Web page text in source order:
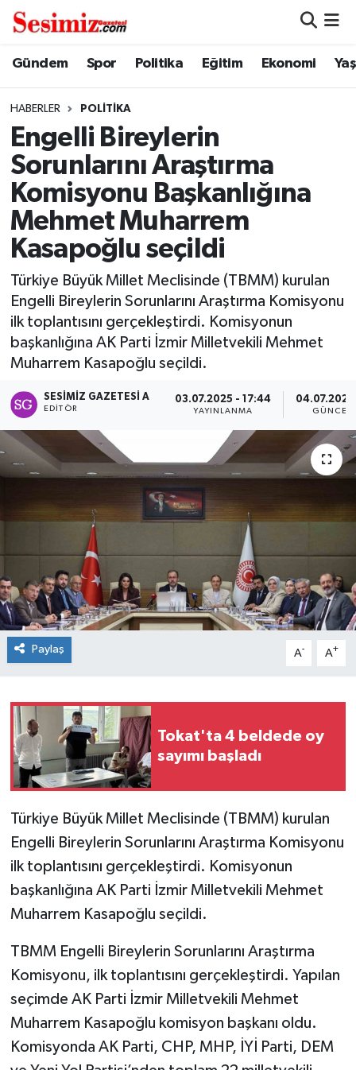
Gündem Spor Politika Eğitim Ekonomi
HABERLER POLITIKA
Engelli Bireylerin
Sorunlarını Araştırma
Komisyonu Başkanlığına
Mehmet Muharrem
Kasapoğlu seçildi
Türkiye Büyük Millet Meclisinde (TBMM) kurulan
Engelli Bireylerin Sorunlarını Araştırma Komisyonu
ilk toplantısını gerçekleştirdi. Komisyonun
başkanlığına AK Parti İzmir Milletvekili Mehmet
Muharrem Kasapoğlu seçildi.
SESIMIZ GAZETESI A
EDITÖR
03.07.2025 - 17:44
YAYINLANMA
Paylaş A- A+
Tokat'ta 4 beldede oy
sayımı başladı
Türkiye Büyük Millet Meclisinde (TBMM) kurulan
Engelli Bireylerin Sorunlarını Araştırma Komisyonu
ilk toplantısını gerçekleştirdi. Komisyonun
başkanlığına AK Parti İzmir Milletvekili Mehmet
Muharrem Kasapoğlu seçildi.
TBMM Engelli Bireylerin Sorunlarını Araştırma
Komisyonu, ilk toplantısını gerçekleştirdi. Yapılan
seçimde AK Parti İzmir Milletvekili Mehmet
Muharrem Kasapoğlu komisyon başkanı oldu.
Komisyonda AK Parti, CHP, MHP, İYİ Parti, DEM
Dünya
Ekonomi
Genel
Gündem
Magazin
Politika
Sağlık
Tokat Haberleri
Yaşam
Nöbetçi Eczaneler
Hava Durumu
Namaz Vakitleri
Trafik Durumu
Süper Lig Puan Durumu ve Fikstür
Tüm Manşetler
Son Dakika Haberleri
Haber Arşivi